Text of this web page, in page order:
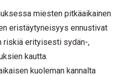
miesten pitkäaikainen
eristäytyneisyys ennustivat
riskiä erityisesti sydän-,
kautta.
kuoleman kannalta